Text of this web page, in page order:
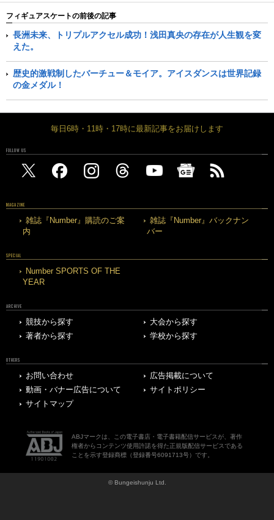
フィギュアスケートの前後の記事
長洲未来、トリプルアクセル成功！浅田真央の存在が人生観を変
えた。
歴史的激戦制したバーチュー＆モイア。アイスダンスは世界記録
の金メダル！
毎日6時・11時・17時に最新記事をお届けします
FOLLOW US
MAGAZINE
雑誌『Number』購読のご案
内
雑誌『Number』バックナン
バー
SPECIAL
Number SPORTS OF THE
YEAR
ARCHIVE
競技から探す
大会から探す
著者から探す
学校から探す
OTHERS
お問い合わせ
広告掲載について
動画・バナー広告について
サイトポリシー
サイトマップ
ABJマークは、この電子書店・電子書籍配信サービスが、著作
権者からコンテンツ使用許諾を得た正規版配信サービスである
ことを示す登録商標（登録番号6091713号）です。
© Bungeishunju Ltd.